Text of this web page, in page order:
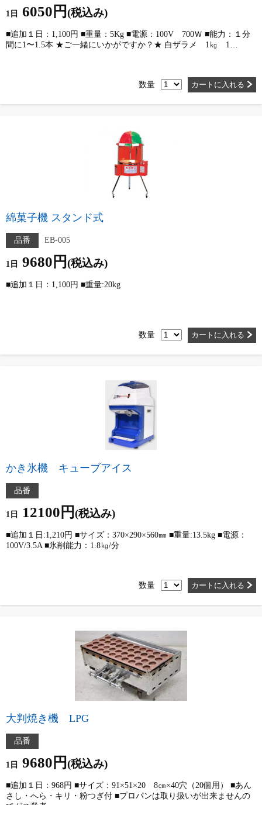
1日 6050円(税込み)
■追加１日：1,100円 ■重量：5Kg ■電源：100V 700Ｗ ■能力：１分
間に1〜1.5本 ★ご一緒にいかがですか？★ 白ザラメ 1㎏ 1…
数量 カートに入れる
綿菓子機 スタンド式
品番 EB-005
1日 9680円(税込み)
■追加１日：1,100円 ■重量:20kg
数量 カートに入れる
かき氷機 キューブアイス
品番
1日 12100円(税込み)
■追加１日:1,210円 ■サイズ：370×290×560㎜ ■重量:13.5kg ■電源：
100V/3.5A ■氷削能力：1.8㎏/分
数量 カートに入れる
大判焼き機 LPG
品番
1日 9680円(税込み)
■追加１日：968円 ■サイズ：91×51×20 8㎝×40穴（20個用） ■あん
さし・へら・キリ・粉つぎ付 ■プロパンは取り扱いが出来ませんの
でガス業者…